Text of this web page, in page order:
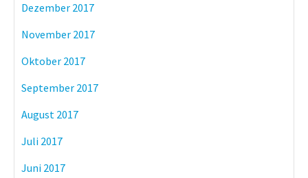
Dezember 2017
November 2017
Oktober 2017
September 2017
August 2017
Juli 2017
Juni 2017